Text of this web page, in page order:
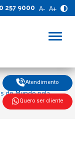
257 9000 A- A+
Atendimento
Quero ser cliente
do Mundo pela